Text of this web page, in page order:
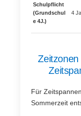
Schulpflicht
(Grundschul
e 4J.)
4
Für
Sommerzeit